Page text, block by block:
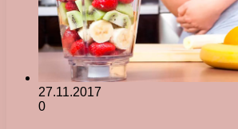
27.11.2017
0